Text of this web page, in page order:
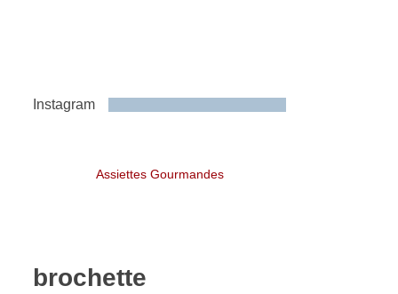
Instagram
Assiettes Gourmandes
brochette